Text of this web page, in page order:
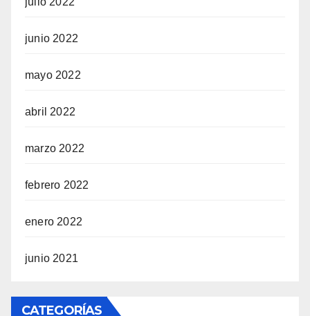
junio 2022
mayo 2022
abril 2022
marzo 2022
febrero 2022
enero 2022
junio 2021
CATEGORÍAS